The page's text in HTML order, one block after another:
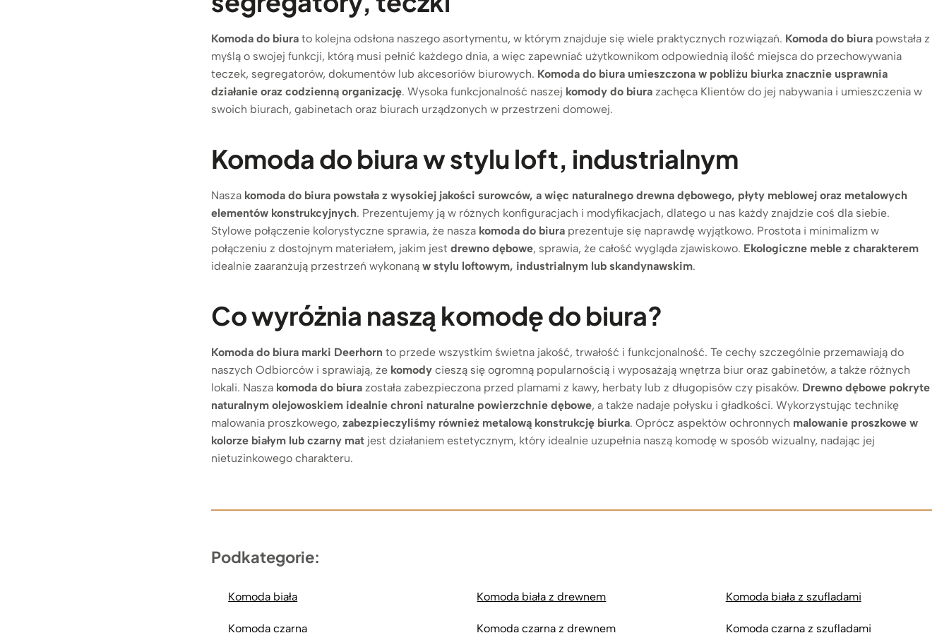
Komoda do biura to kolejna odsłona naszego asortymentu, w którym znajduje się wiele praktycznych rozwiązań. Komoda do biura powstała z
myślą o swojej funkcji, którą musi pełnić każdego dnia, a więc zapewniać użytkownikom odpowiednią ilość miejsca do przechowywania
teczek, segregatorów, dokumentów lub akcesoriów biurowych. Komoda do biura umieszczona w pobliżu biurka znacznie usprawnia
działanie oraz codzienną organizację. Wysoka funkcjonalność naszej komody do biura zachęca Klientów do jej nabywania i umieszczenia w
swoich biurach, gabinetach oraz biurach urządzonych w przestrzeni domowej.
Komoda do biura w stylu loft, industrialnym
Nasza komoda do biura powstała z wysokiej jakości surowców, a więc naturalnego drewna dębowego, płyty meblowej oraz metalowych
elementów konstrukcyjnych. Prezentujemy ją w różnych konfiguracjach i modyfikacjach, dlatego u nas każdy znajdzie coś dla siebie.
Stylowe połączenie kolorystyczne sprawia, że nasza komoda do biura prezentuje się naprawdę wyjątkowo. Prostota i minimalizm w
połączeniu z dostojnym materiałem, jakim jestdrewno dębowe, sprawia, że całość wygląda zjawiskowo. Ekologiczne meble z charakterem
idealnie zaaranżują przestrzeń wykonanąw stylu loftowym, industrialnym lub skandynawskim.
Co wyróżnia naszą komodę do biura?
Komoda do biura marki Deerhorn to przede wszystkim świetna jakość, trwałość i funkcjonalność. Te cechy szczególnie przemawiają do
naszych Odbiorców i sprawiają, że komody cieszą się ogromną popularnością i wyposażają wnętrza biur oraz gabinetów, a także różnych
lokali. Nasza komoda do biura została zabezpieczona przed plamami z kawy, herbaty lub z długopisów czy pisaków. Drewno dębowe pokryte
naturalnym olejowoskiem idealnie chroni naturalne powierzchnie dębowe, a także nadaje połysku i gładkości. Wykorzystując technikę
malowania proszkowego,zabezpieczyliśmy również metalową konstrukcję biurka. Oprócz aspektów ochronnych malowanie proszkowe w
kolorze białym lub czarny mat jest działaniem estetycznym, który idealnie uzupełnia naszą komodę w sposób wizualny, nadając jej
nietuzinkowego charakteru.
Podkategorie:
Komoda biała Komoda biała z drewnem Komoda biała z szufladami
Komoda czarna Komoda czarna z drewnem Komoda czarna z szufladami